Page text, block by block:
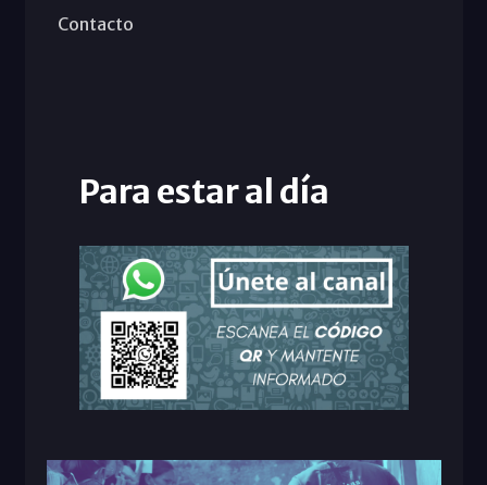
Contacto
Para estar al día